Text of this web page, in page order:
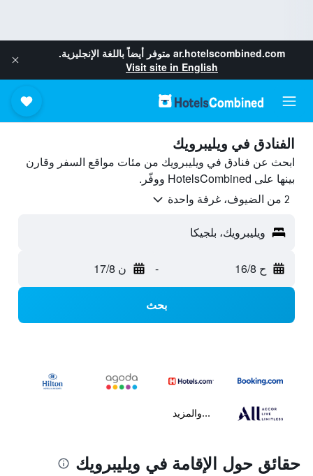
ar.hotelscombined.com متوفر أيضاً باللغة الإنجليزية.
Visit site in English
الفنادق في ويليبرويك
ابحث عن فنادق في ويليبرويك من مئات مواقع السفر وقارن
بينها على HotelsCombined ووفّر.
2 من الضيوف، غرفة واحدة
ويليبرويك، بلجيكا
ح 16/8 - ن 17/8
بحث
...والمزيد
حقائق حول الإقامة في ويليبرويك